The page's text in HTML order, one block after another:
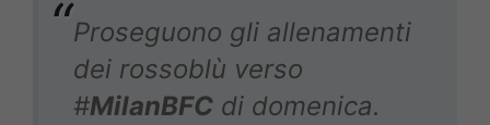
Proseguono gli allenamenti
dei rossoblù verso
#MilanBFC di domenica.